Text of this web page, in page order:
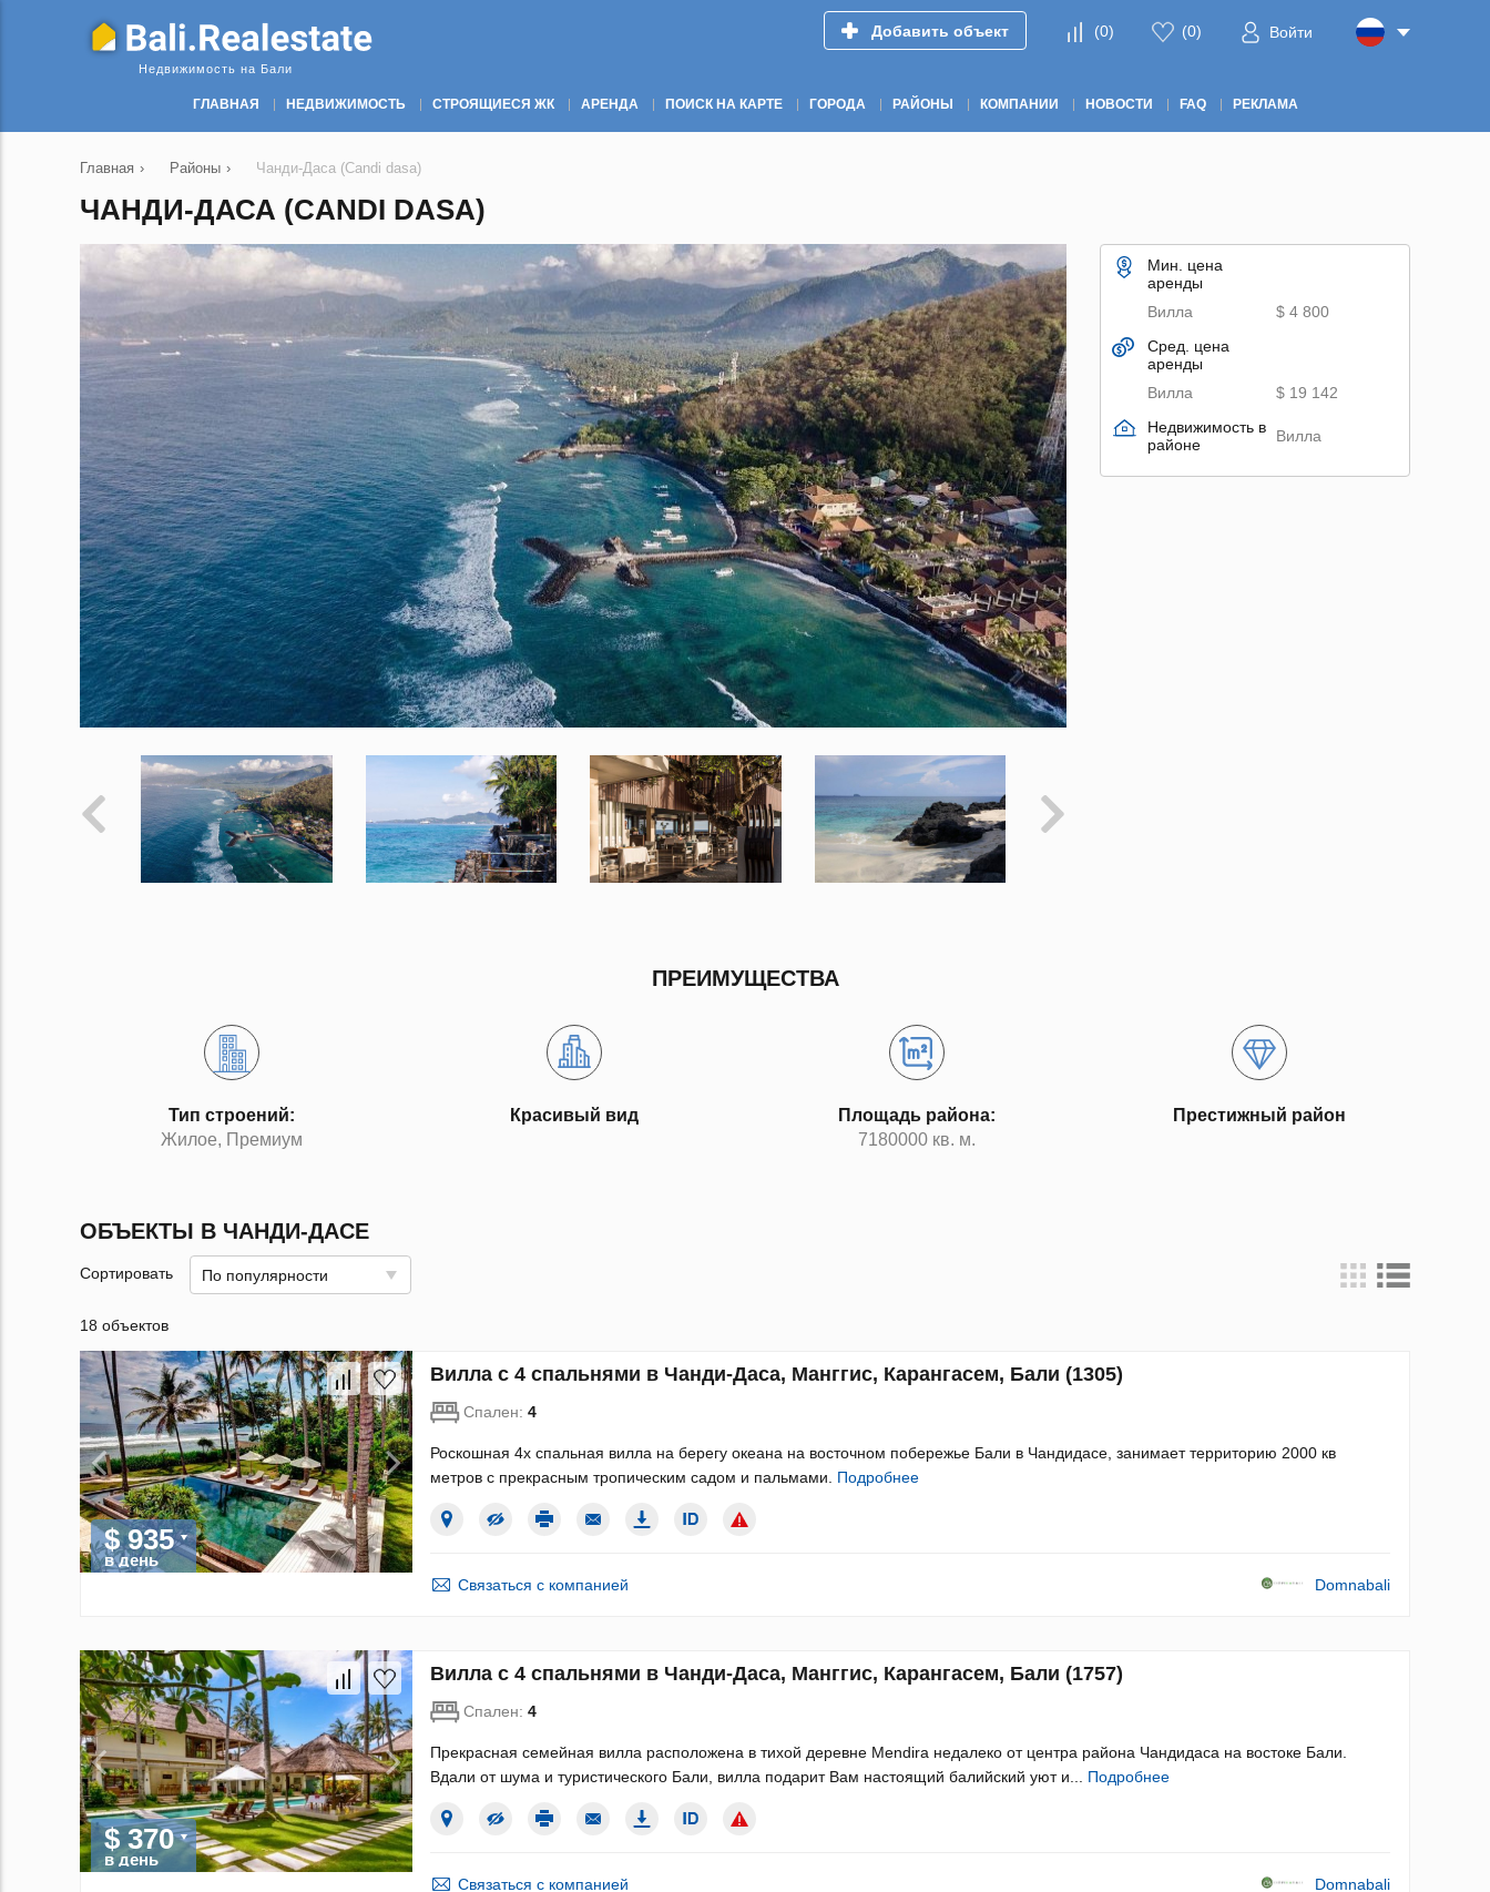
Недвижимость на Бали
Добавить объект (0) (0) Войти
ГЛАВНАЯ НЕДВИЖИМОСТЬ СТРОЯЩИЕСЯ ЖК АРЕНДА ПОИСК НА КАРТЕ ГОРОДА РАЙОНЫ КОМПАНИИ НОВОСТИ FAQ РЕКЛАМА
Главная › Районы › Чанди-Даса (Candi dasa)
ЧАНДИ-ДАСА (CANDI DASA)
Мин. цена
аренды
Вилла
$ 4 800
Сред. цена
аренды
Вилла
$ 19 142
Недвижимость в
районе
Вилла
ПРЕИМУЩЕСТВА
Тип строений:
Жилое, Премиум
Красивый вид
Площадь района:
7180000 кв. м.
Престижный район
ОБЪЕКТЫ В ЧАНДИ-ДАСЕ
Сортировать По популярности
18 объектов
$ 935
в день
Вилла с 4 спальнями в Чанди-Даса, Манггис, Карангасем, Бали (1305)
Спален: 4
Роскошная 4х спальная вилла на берегу океана на восточном побережье Бали в Чандидасе, занимает территорию 2000 кв
метров с прекрасным тропическим садом и пальмами. Подробнее
Связаться с компанией Domnabali
$ 370
в день
Вилла с 4 спальнями в Чанди-Даса, Манггис, Карангасем, Бали (1757)
Спален: 4
Прекрасная семейная вилла расположена в тихой деревне Mendira недалеко от центра района Чандидаса на востоке Бали.
Вдали от шума и туристического Бали, вилла подарит Вам настоящий балийский уют и... Подробнее
Связаться с компанией Domnabali